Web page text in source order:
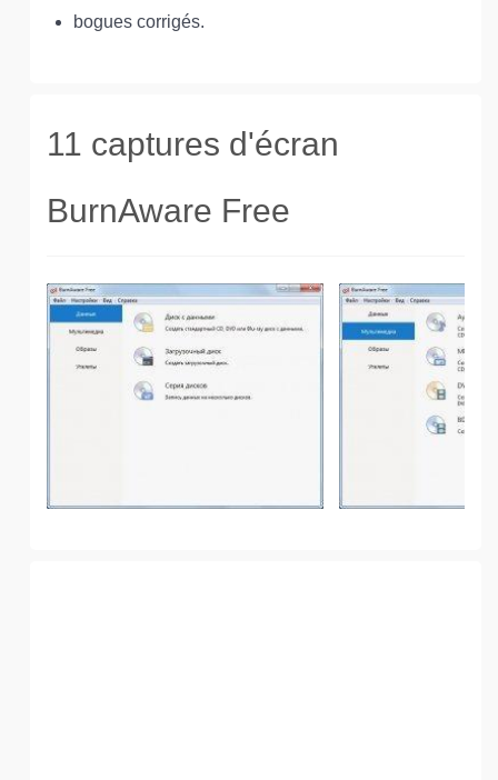
bogues corrigés.
11 captures d'écran
BurnAware Free